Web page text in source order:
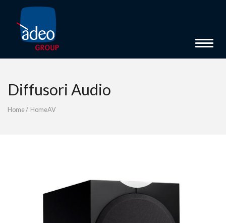
Toggle
Diffusori Audio
Home/ HomeAV